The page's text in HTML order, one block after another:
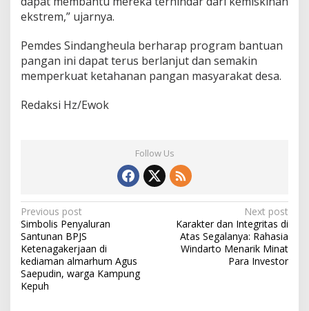
ekstrem,” ujarnya.
Pemdes Sindangheula berharap program bantuan
pangan ini dapat terus berlanjut dan semakin
memperkuat ketahanan pangan masyarakat desa.
Redaksi Hz/Ewok
Follow Us
Post
navigation
Previous post
Simbolis Penyaluran
Santunan BPJS
Ketenagakerjaan di
kediaman almarhum Agus
Saepudin, warga Kampung
Kepuh
Next post
Karakter dan Integritas di
Atas Segalanya: Rahasia
Windarto Menarik Minat
Para Investor